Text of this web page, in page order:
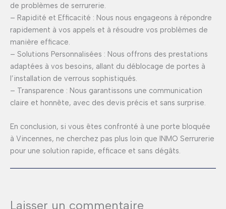
de problèmes de serrurerie.
– Rapidité et Efficacité : Nous nous engageons à répondre
rapidement à vos appels et à résoudre vos problèmes de
manière efficace.
– Solutions Personnalisées : Nous offrons des prestations
adaptées à vos besoins, allant du déblocage de portes à
l’installation de verrous sophistiqués.
– Transparence : Nous garantissons une communication
claire et honnête, avec des devis précis et sans surprise.
En conclusion, si vous êtes confronté à une porte bloquée
à Vincennes, ne cherchez pas plus loin que INMO Serrurerie
pour une solution rapide, efficace et sans dégâts.
Laisser un commentaire